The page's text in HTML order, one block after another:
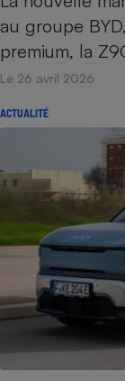
au groupe
premium, la
Le 26 avril 2026
ACTUALITÉ